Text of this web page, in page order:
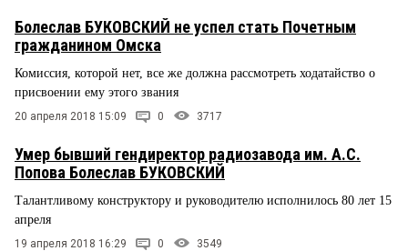
Болеслав БУКОВСКИЙ не успел стать Почетным
гражданином Омска
Комиссия, которой нет, все же должна рассмотреть ходатайство о
присвоении ему этого звания
20 апреля 2018 15:09 0 3717
Умер бывший гендиректор радиозавода им. А.С.
Попова Болеслав БУКОВСКИЙ
Талантливому конструктору и руководителю исполнилось 80 лет 15
апреля
19 апреля 2018 16:29 0 3549